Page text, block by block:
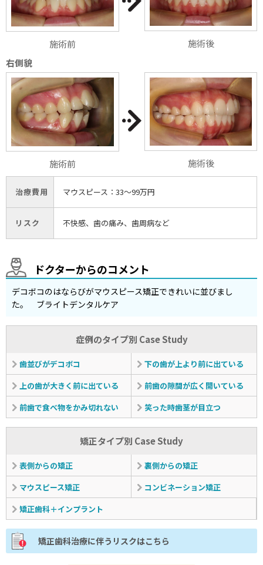
施術前
施術後
右側貌
施術前 施術後
治療費用 マウスピース：33〜99万円
リスク 不快感、歯の痛み、歯周病など
ドクターからのコメント
デコボコのはならびがマウスピース矯正できれいに並びまし
た。 ブライトデンタルケア
症例のタイプ別 Case Study
歯並びがデコボコ
下の歯が上より前に出ている
上の歯が大きく前に出ている
前歯の隙間が広く開いている
前歯で食べ物をかみ切れない
笑った時歯茎が目立つ
矯正タイプ別 Case Study
表側からの矯正
裏側からの矯正
マウスピース矯正
コンビネーション矯正
矯正歯科＋インプラント
矯正歯科治療に伴うリスクはこちら